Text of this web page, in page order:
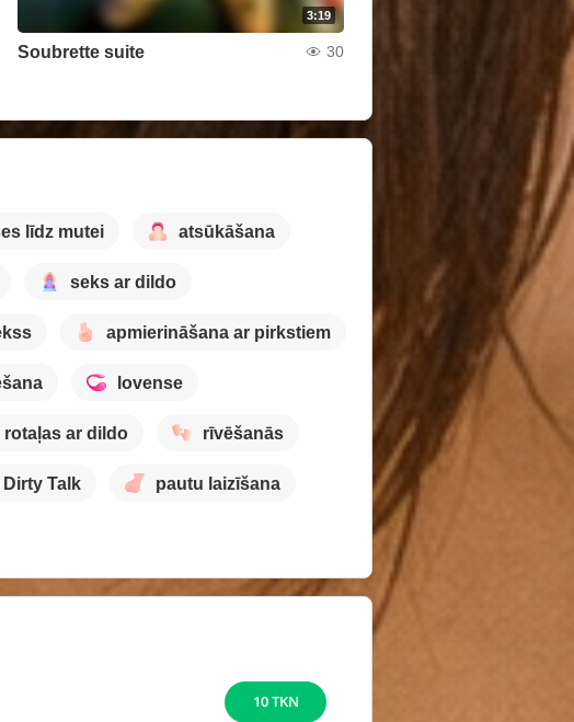
3:19
Soubrette suite 30
līdz mutei atsūkāšana
seks ar dildo
apmierināšana ar pirkstiem
lovense
rotaļas ar dildo rīvēšanās
Dirty Talk pautu laizīšana
10 TKN